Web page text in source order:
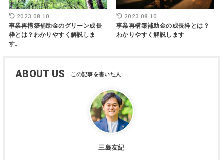
2023.08.10
事業再構築補助金のグリーン成長
枠とは？わかりやすく解説しま
す。
2023.08.10
事業再構築補助金の成長枠とは？
わかりやすく解説します
ABOUT US
三島友紀